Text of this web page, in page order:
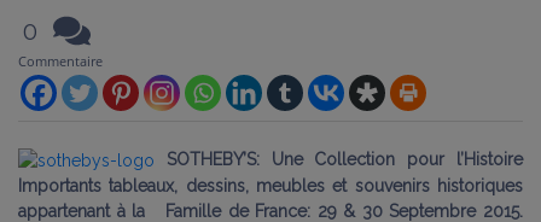
0
Commentaire
SOTHEBY’S: Une Collection pour l’Histoire
Importants tableaux, dessins, meubles et souvenirs historiques
appartenant à la Famille de France: 29 & 30 Septembre 2015.